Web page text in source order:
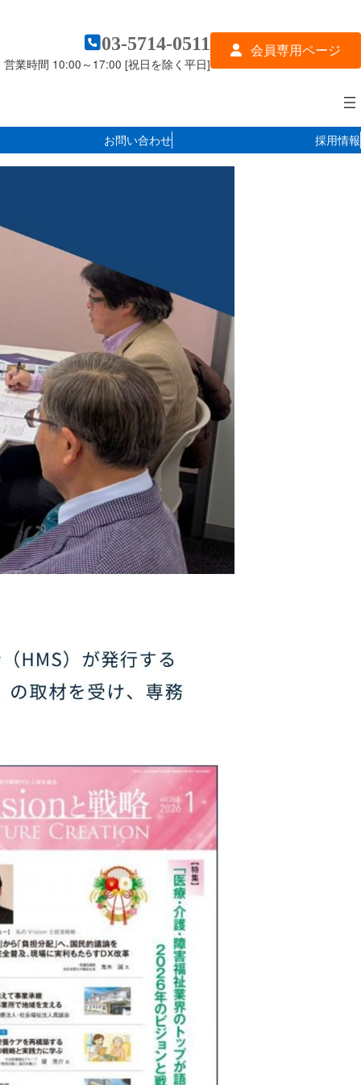
03-5714-0511
営業時間 10:00～17:00 [祝日を除く平日]
会員専用ページ
お問い合わせ 採用情報